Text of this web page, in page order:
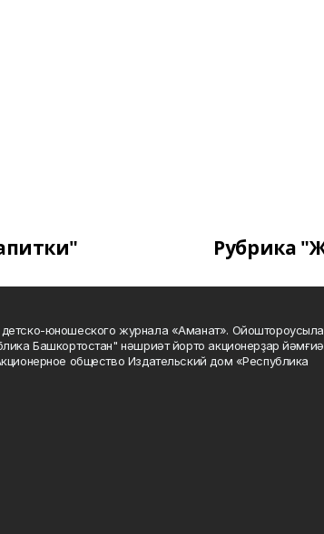
Рубрика
юношеского журнала «Аманат».
Башкортостан" нәшриәт йорто акционерҙар
общество Издательский дом «Республика